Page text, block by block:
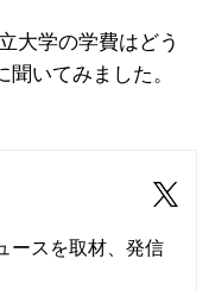
大学の学費はどう
いてみました。
ースを取材、発信